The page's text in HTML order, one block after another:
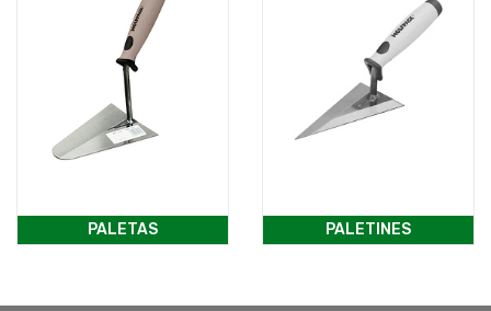
PALETAS PALETINES